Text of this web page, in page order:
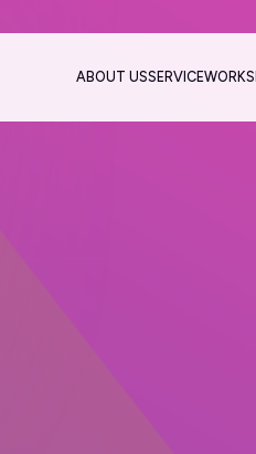
ABOUT USSERVICEWORKS